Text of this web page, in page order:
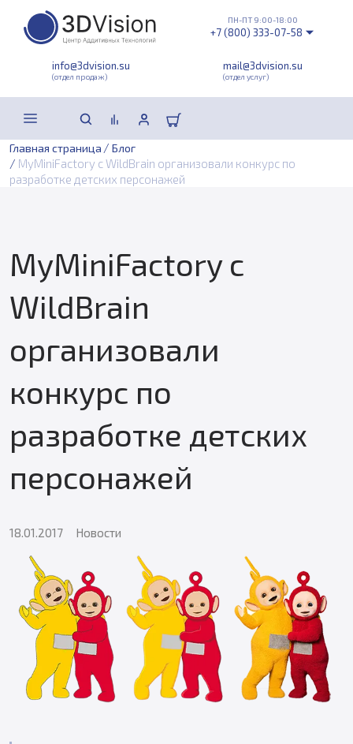
info@3dvision.su
(отдел продаж)
mail@3dvision.su
(отдел услуг)
ПН-ПТ 9:00-18:00
+7 (800) 333-07-58
Главная страница / Блог
/ MyMiniFactory с WildBrain организовали конкурс по
разработке детских персонажей
MyMiniFactory с
WildBrain
организовали
конкурс по
разработке детских
персонажей
18.01.2017 Новости